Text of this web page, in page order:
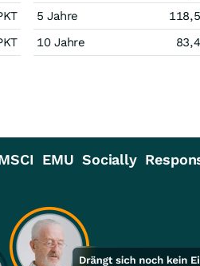
5 Jahre
10 Jahre
EMU Socially